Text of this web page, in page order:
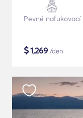
Pevné nafukovací
$1,269 /den